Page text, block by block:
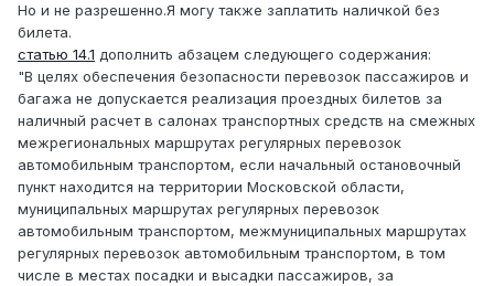
Но и не разрешенно.Я могу также заплатить наличкой без
билета.
статью 14.1 дополнить абзацем следующего содержания:
"В целях обеспечения безопасности перевозок пассажиров и
багажа не допускается реализация проездных билетов за
наличный расчет в салонах транспортных средств на смежных
межрегиональных маршрутах регулярных перевозок
автомобильным транспортом, если начальный остановочный
пункт находится на территории Московской области,
муниципальных маршрутах регулярных перевозок
автомобильным транспортом, межмуниципальных маршрутах
регулярных перевозок автомобильным транспортом, в том
числе в местах посадки и высадки пассажиров, за